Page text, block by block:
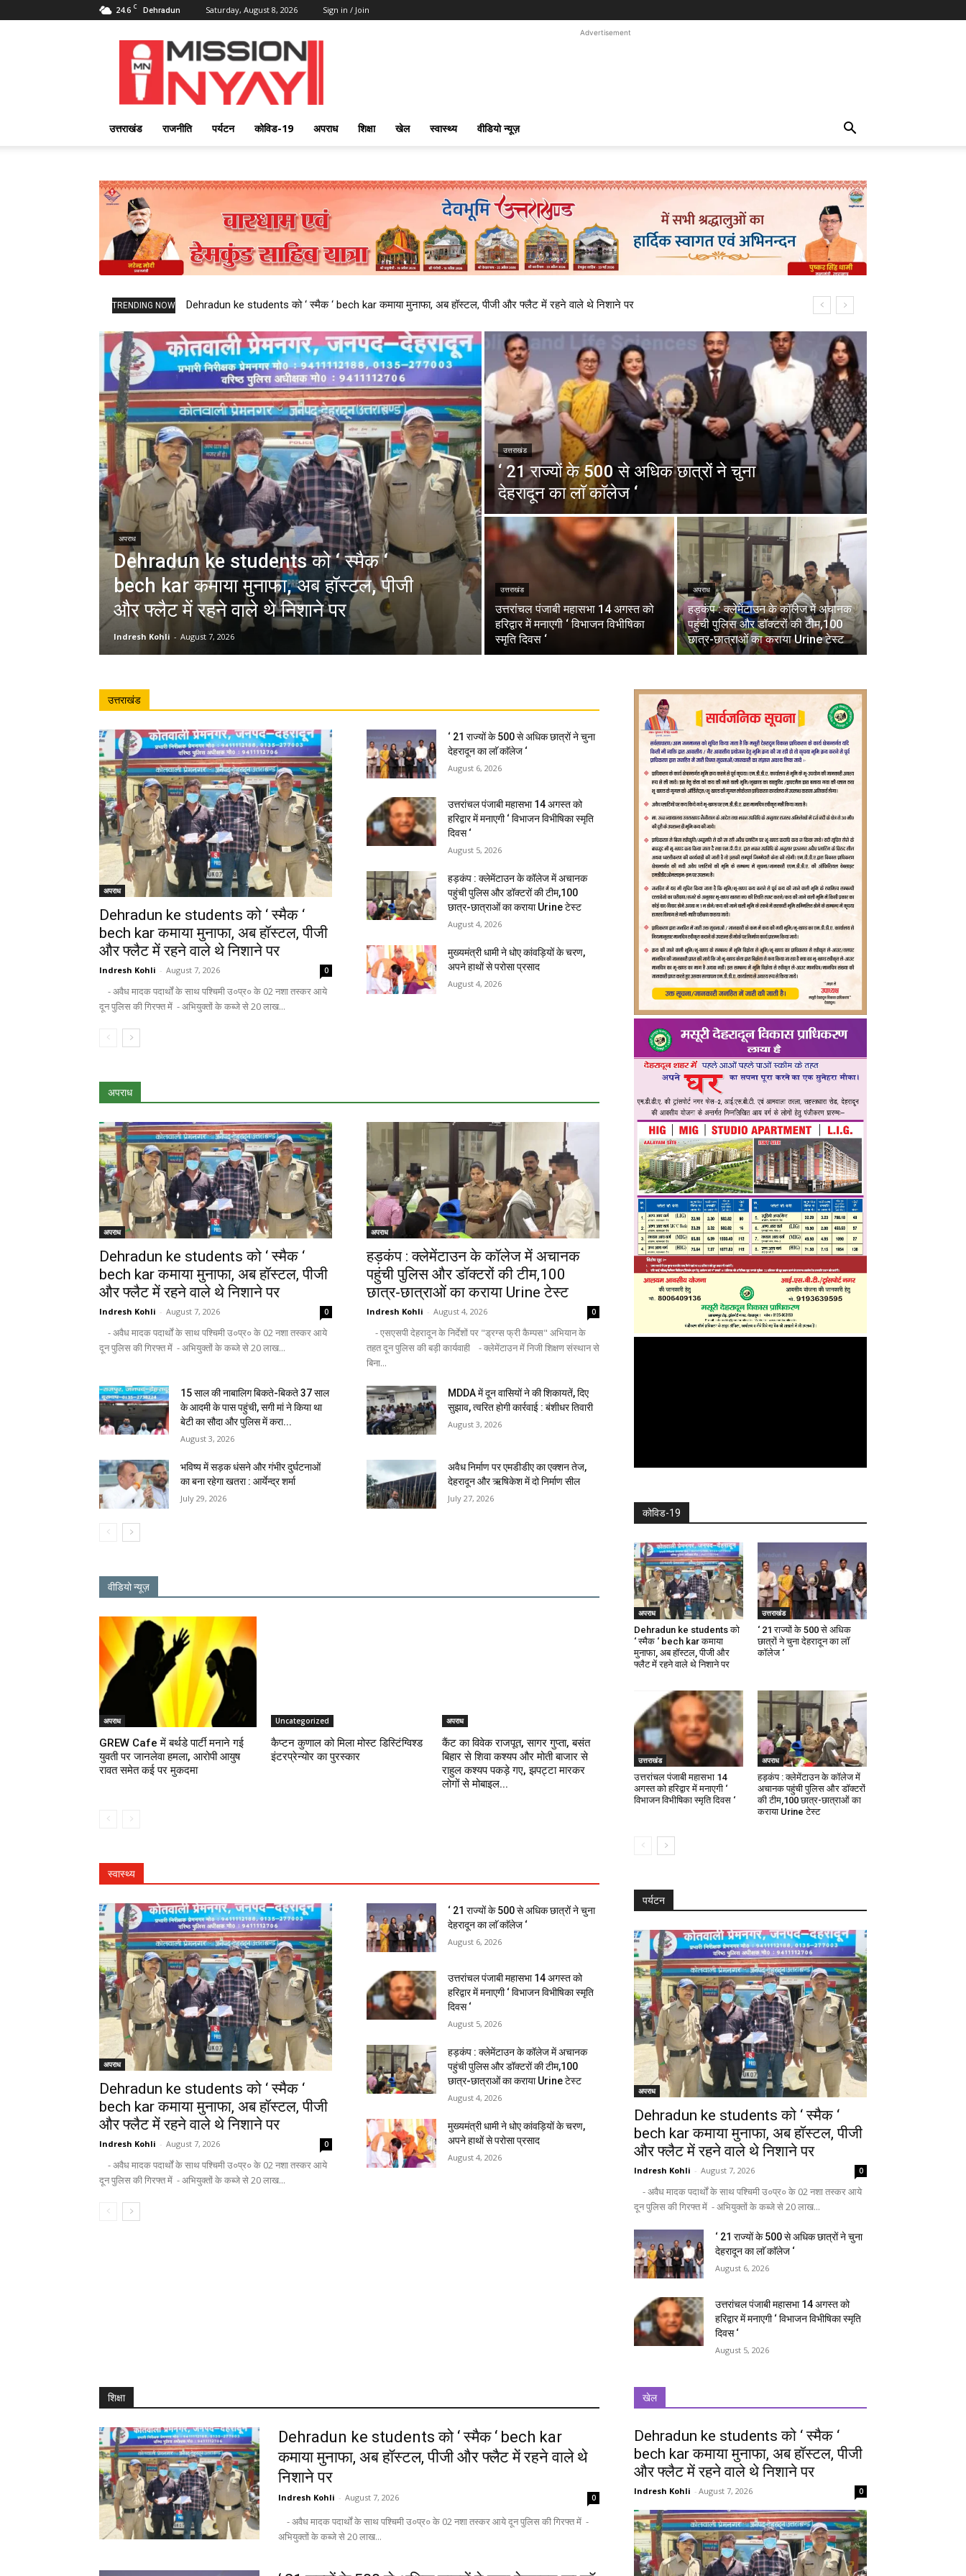
24.6 C Dehradun Saturday, August 8, 2026 Sign in / Join
Mission
Nyay
Advertisement
उत्तराखंड राजनीति पर्यटन कोविड-19 अपराध शिक्षा खेल स्वास्थ्य वीडियो न्यूज़
TRENDING NOW Dehradun ke students को ‘ स्मैक ‘ bech kar कमाया मुनाफा, अब हॉस्टल, पीजी और फ्लैट में रहने वाले थे निशाने पर
अपराध
Dehradun ke students को ‘ स्मैक ‘
bech kar कमाया मुनाफा, अब हॉस्टल, पीजी
और फ्लैट में रहने वाले थे निशाने पर
Indresh Kohli - August 7, 2026
उत्तराखंड
‘ 21 राज्यों के 500 से अधिक छात्रों ने चुना
देहरादून का लाॅ काॅलेज ‘
उत्तराखंड
उत्तरांचल पंजाबी महासभा 14 अगस्त को
हरिद्वार में मनाएगी ‘ विभाजन विभीषिका
स्मृति दिवस ‘
अपराध
हड़कंप : क्लेमेंटाउन के कॉलेज में अचानक
पहुंची पुलिस और डॉक्टरों की टीम,100
छात्र-छात्राओं का कराया Urine टेस्ट
उत्तराखंड
अपराध
Dehradun ke students को ‘ स्मैक ‘
bech kar कमाया मुनाफा, अब हॉस्टल, पीजी
और फ्लैट में रहने वाले थे निशाने पर
Indresh Kohli - August 7, 2026 0
- अवैध मादक पदार्थों के साथ पश्चिमी उ०प्र० के 02 नशा तस्कर आये
दून पुलिस की गिरफ्त में - अभियुक्तों के कब्जे से 20 लाख...
‘ 21 राज्यों के 500 से अधिक छात्रों ने चुना
देहरादून का लाॅ काॅलेज ‘
August 6, 2026
उत्तरांचल पंजाबी महासभा 14 अगस्त को
हरिद्वार में मनाएगी ‘ विभाजन विभीषिका स्मृति
दिवस ‘
August 5, 2026
हड़कंप : क्लेमेंटाउन के कॉलेज में अचानक
पहुंची पुलिस और डॉक्टरों की टीम,100
छात्र-छात्राओं का कराया Urine टेस्ट
August 4, 2026
मुख्यमंत्री धामी ने धोए कांवड़ियों के चरण,
अपने हाथों से परोसा प्रसाद
August 4, 2026
अपराध
अपराध
Dehradun ke students को ‘ स्मैक ‘
bech kar कमाया मुनाफा, अब हॉस्टल, पीजी
और फ्लैट में रहने वाले थे निशाने पर
Indresh Kohli - August 7, 2026 0
- अवैध मादक पदार्थों के साथ पश्चिमी उ०प्र० के 02 नशा तस्कर आये
दून पुलिस की गिरफ्त में - अभियुक्तों के कब्जे से 20 लाख...
अपराध
हड़कंप : क्लेमेंटाउन के कॉलेज में अचानक
पहुंची पुलिस और डॉक्टरों की टीम,100
छात्र-छात्राओं का कराया Urine टेस्ट
Indresh Kohli - August 4, 2026 0
- एसएसपी देहरादून के निर्देशों पर "ड्रग्स फ्री कैम्पस" अभियान के
तहत दून पुलिस की बड़ी कार्यवाही - क्लेमेंटाउन में निजी शिक्षण संस्थान से
बिना...
15 साल की नाबालिग बिकते-बिकते 37 साल
के आदमी के पास पहुंची, सगी मां ने किया था
बेटी का सौदा और पुलिस में करा...
August 3, 2026
MDDA में दून वासियों ने की शिकायतें, दिए
सुझाव, त्वरित होगी कार्रवाई : बंशीधर तिवारी
August 3, 2026
भविष्य में सड़क धंसने और गंभीर दुर्घटनाओं
का बना रहेगा खतरा : आर्येन्द्र शर्मा
July 29, 2026
अवैध निर्माण पर एमडीडीए का एक्शन तेज,
देहरादून और ऋषिकेश में दो निर्माण सील
July 27, 2026
वीडियो न्यूज़
अपराध
GREW Cafe में बर्थडे पार्टी मनाने गई
युवती पर जानलेवा हमला, आरोपी आयुष
रावत समेत कई पर मुकदमा
Uncategorized
कैप्टन कुणाल को मिला मोस्ट डिस्टिंग्विश्ड
इंटरप्रेन्योर का पुरस्कार
अपराध
कैंट का विवेक राजपूत, सागर गुप्ता, बसंत
बिहार से शिवा कश्यप और मोती बाजार से
राहुल कश्यप पकड़े गए, झपट्टा मारकर
लोगों से मोबाइल...
स्वास्थ्य
अपराध
Dehradun ke students को ‘ स्मैक ‘
bech kar कमाया मुनाफा, अब हॉस्टल, पीजी
और फ्लैट में रहने वाले थे निशाने पर
Indresh Kohli - August 7, 2026 0
- अवैध मादक पदार्थों के साथ पश्चिमी उ०प्र० के 02 नशा तस्कर आये
दून पुलिस की गिरफ्त में - अभियुक्तों के कब्जे से 20 लाख...
‘ 21 राज्यों के 500 से अधिक छात्रों ने चुना
देहरादून का लाॅ काॅलेज ‘
August 6, 2026
उत्तरांचल पंजाबी महासभा 14 अगस्त को
हरिद्वार में मनाएगी ‘ विभाजन विभीषिका स्मृति
दिवस ‘
August 5, 2026
हड़कंप : क्लेमेंटाउन के कॉलेज में अचानक
पहुंची पुलिस और डॉक्टरों की टीम,100
छात्र-छात्राओं का कराया Urine टेस्ट
August 4, 2026
मुख्यमंत्री धामी ने धोए कांवड़ियों के चरण,
अपने हाथों से परोसा प्रसाद
August 4, 2026
कोविड-19
अपराध
Dehradun ke students को
‘ स्मैक ‘ bech kar कमाया
मुनाफा, अब हॉस्टल, पीजी और
फ्लैट में रहने वाले थे निशाने पर
उत्तराखंड
‘ 21 राज्यों के 500 से अधिक
छात्रों ने चुना देहरादून का लाॅ
काॅलेज ‘
उत्तराखंड
उत्तरांचल पंजाबी महासभा 14
अगस्त को हरिद्वार में मनाएगी ‘
विभाजन विभीषिका स्मृति दिवस ‘
अपराध
हड़कंप : क्लेमेंटाउन के कॉलेज में
अचानक पहुंची पुलिस और डॉक्टरों
की टीम,100 छात्र-छात्राओं का
कराया Urine टेस्ट
पर्यटन
अपराध
Dehradun ke students को ‘ स्मैक ‘
bech kar कमाया मुनाफा, अब हॉस्टल, पीजी
और फ्लैट में रहने वाले थे निशाने पर
Indresh Kohli - August 7, 2026 0
- अवैध मादक पदार्थों के साथ पश्चिमी उ०प्र० के 02 नशा तस्कर आये
दून पुलिस की गिरफ्त में - अभियुक्तों के कब्जे से 20 लाख...
‘ 21 राज्यों के 500 से अधिक छात्रों ने चुना
देहरादून का लाॅ काॅलेज ‘
August 6, 2026
उत्तरांचल पंजाबी महासभा 14 अगस्त को
हरिद्वार में मनाएगी ‘ विभाजन विभीषिका स्मृति
दिवस ‘
August 5, 2026
शिक्षा
Dehradun ke students को ‘ स्मैक ‘ bech kar
कमाया मुनाफा, अब हॉस्टल, पीजी और फ्लैट में रहने वाले थे
निशाने पर
Indresh Kohli - August 7, 2026 0
अभियुक्तों के कब्जे से 20 लाख...
खेल
Dehradun ke students को ‘ स्मैक ‘
bech kar कमाया मुनाफा, अब हॉस्टल, पीजी
और फ्लैट में रहने वाले थे निशाने पर
Indresh Kohli - August 7, 2026 0